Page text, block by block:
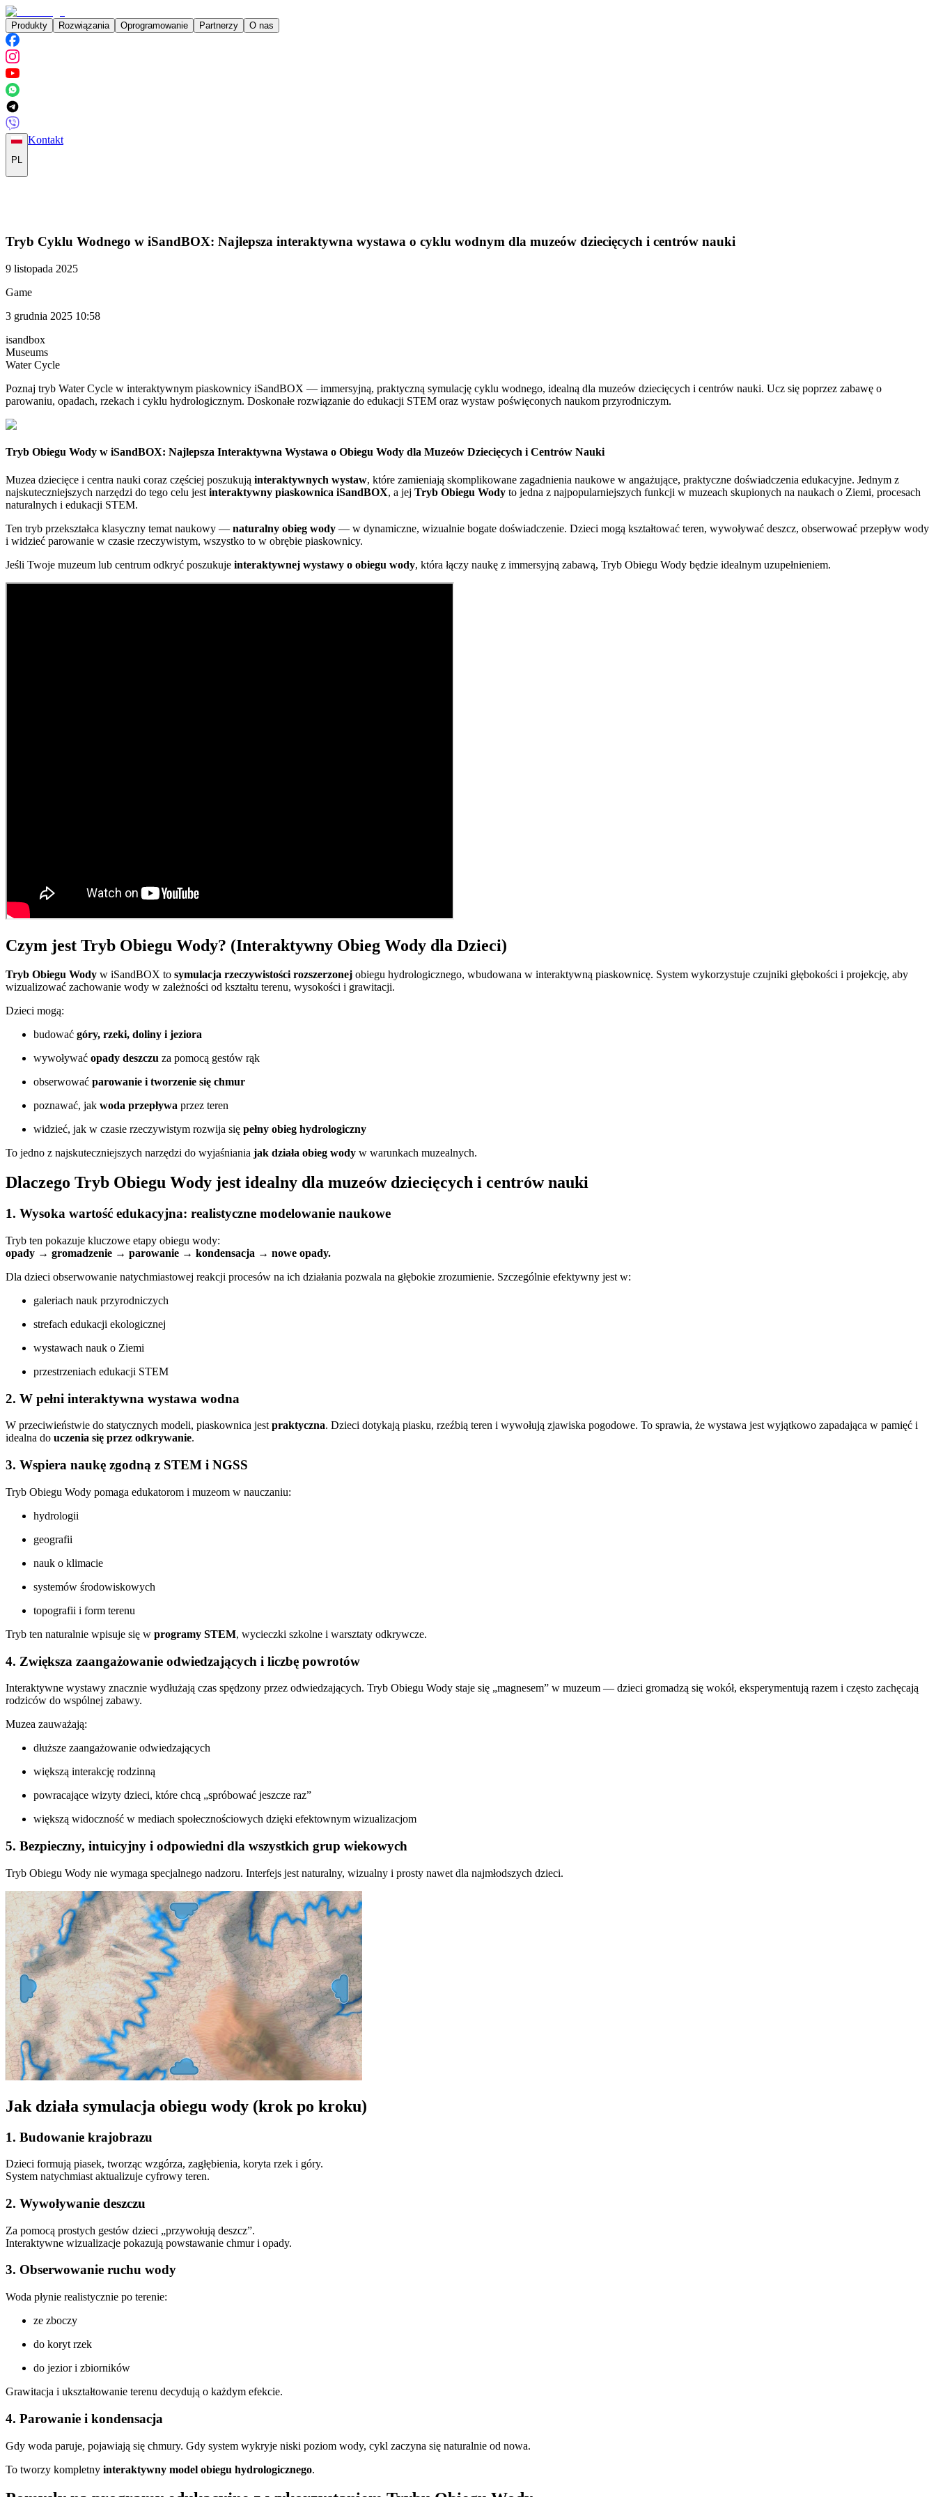
Produkty Rozwiązania Oprogramowanie Partnerzy O nas
PL
Kontakt
Tryb Cyklu Wodnego w iSandBOX: Najlepsza interaktywna wystawa o cyklu wodnym dla muzeów dziecięcych i centrów nauki
9 listopada 2025
Game
3 grudnia 2025 10:58
isandbox
Museums
Water Cycle
Poznaj tryb Water Cycle w interaktywnym piaskownicy iSandBOX — immersyjną, praktyczną symulację cyklu wodnego, idealną dla muzeów dziecięcych i centrów nauki. Ucz się poprzez zabawę o
parowaniu, opadach, rzekach i cyklu hydrologicznym. Doskonałe rozwiązanie do edukacji STEM oraz wystaw poświęconych naukom przyrodniczym.
Tryb Obiegu Wody w iSandBOX: Najlepsza Interaktywna Wystawa o Obiegu Wody dla Muzeów Dziecięcych i Centrów Nauki
Muzea dziecięce i centra nauki coraz częściej poszukują interaktywnych wystaw, które zamieniają skomplikowane zagadnienia naukowe w angażujące, praktyczne doświadczenia edukacyjne. Jednym z
najskuteczniejszych narzędzi do tego celu jest interaktywny piaskownica iSandBOX, a jej Tryb Obiegu Wody to jedna z najpopularniejszych funkcji w muzeach skupionych na naukach o Ziemi, procesach
naturalnych i edukacji STEM.
Ten tryb przekształca klasyczny temat naukowy — naturalny obieg wody — w dynamiczne, wizualnie bogate doświadczenie. Dzieci mogą kształtować teren, wywoływać deszcz, obserwować przepływ wody
i widzieć parowanie w czasie rzeczywistym, wszystko to w obrębie piaskownicy.
Jeśli Twoje muzeum lub centrum odkryć poszukuje interaktywnej wystawy o obiegu wody, która łączy naukę z immersyjną zabawą, Tryb Obiegu Wody będzie idealnym uzupełnieniem.
Czym jest Tryb Obiegu Wody? (Interaktywny Obieg Wody dla Dzieci)
Tryb Obiegu Wody w iSandBOX to symulacja rzeczywistości rozszerzonej obiegu hydrologicznego, wbudowana w interaktywną piaskownicę. System wykorzystuje czujniki głębokości i projekcję, aby
wizualizować zachowanie wody w zależności od kształtu terenu, wysokości i grawitacji.
Dzieci mogą:
budować góry, rzeki, doliny i jeziora
wywoływać opady deszczu za pomocą gestów rąk
obserwować parowanie i tworzenie się chmur
poznawać, jak woda przepływa przez teren
widzieć, jak w czasie rzeczywistym rozwija się pełny obieg hydrologiczny
To jedno z najskuteczniejszych narzędzi do wyjaśniania jak działa obieg wody w warunkach muzealnych.
Dlaczego Tryb Obiegu Wody jest idealny dla muzeów dziecięcych i centrów nauki
1. Wysoka wartość edukacyjna: realistyczne modelowanie naukowe
Tryb ten pokazuje kluczowe etapy obiegu wody:
opady → gromadzenie → parowanie → kondensacja → nowe opady.
Dla dzieci obserwowanie natychmiastowej reakcji procesów na ich działania pozwala na głębokie zrozumienie. Szczególnie efektywny jest w:
galeriach nauk przyrodniczych
strefach edukacji ekologicznej
wystawach nauk o Ziemi
przestrzeniach edukacji STEM
2. W pełni interaktywna wystawa wodna
W przeciwieństwie do statycznych modeli, piaskownica jestpraktyczna. Dzieci dotykają piasku, rzeźbią teren i wywołują zjawiska pogodowe. To sprawia, że wystawa jest wyjątkowo zapadająca w pamięć i
idealna do uczenia się przez odkrywanie.
3. Wspiera naukę zgodną z STEM i NGSS
Tryb Obiegu Wody pomaga edukatorom i muzeom w nauczaniu:
hydrologii
geografii
nauk o klimacie
systemów środowiskowych
topografii i form terenu
Tryb ten naturalnie wpisuje się w programy STEM, wycieczki szkolne i warsztaty odkrywcze.
4. Zwiększa zaangażowanie odwiedzających i liczbę powrotów
Interaktywne wystawy znacznie wydłużają czas spędzony przez odwiedzających. Tryb Obiegu Wody staje się „magnesem” w muzeum — dzieci gromadzą się wokół, eksperymentują razem i często zachęcają
rodziców do wspólnej zabawy.
Muzea zauważają:
dłuższe zaangażowanie odwiedzających
większą interakcję rodzinną
powracające wizyty dzieci, które chcą „spróbować jeszcze raz”
większą widoczność w mediach społecznościowych dzięki efektownym wizualizacjom
5. Bezpieczny, intuicyjny i odpowiedni dla wszystkich grup wiekowych
Tryb Obiegu Wody nie wymaga specjalnego nadzoru. Interfejs jest naturalny, wizualny i prosty nawet dla najmłodszych dzieci.
Jak działa symulacja obiegu wody (krok po kroku)
1. Budowanie krajobrazu
Dzieci formują piasek, tworząc wzgórza, zagłębienia, koryta rzek i góry.
System natychmiast aktualizuje cyfrowy teren.
2. Wywoływanie deszczu
Za pomocą prostych gestów dzieci „przywołują deszcz”.
Interaktywne wizualizacje pokazują powstawanie chmur i opady.
3. Obserwowanie ruchu wody
Woda płynie realistycznie po terenie:
ze zboczy
do koryt rzek
do jezior i zbiorników
Grawitacja i ukształtowanie terenu decydują o każdym efekcie.
4. Parowanie i kondensacja
Gdy woda paruje, pojawiają się chmury. Gdy system wykryje niski poziom wody, cykl zaczyna się naturalnie od nowa.
To tworzy kompletny interaktywny model obiegu hydrologicznego.